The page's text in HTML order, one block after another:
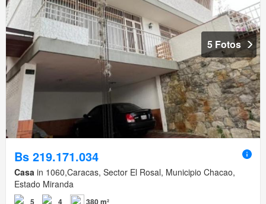
5 Fotos
Bs 219.171.034
Casa in 1060,Caracas, Sector El Rosal, Municipio Chacao,
Estado Miranda
5 4 380 m²